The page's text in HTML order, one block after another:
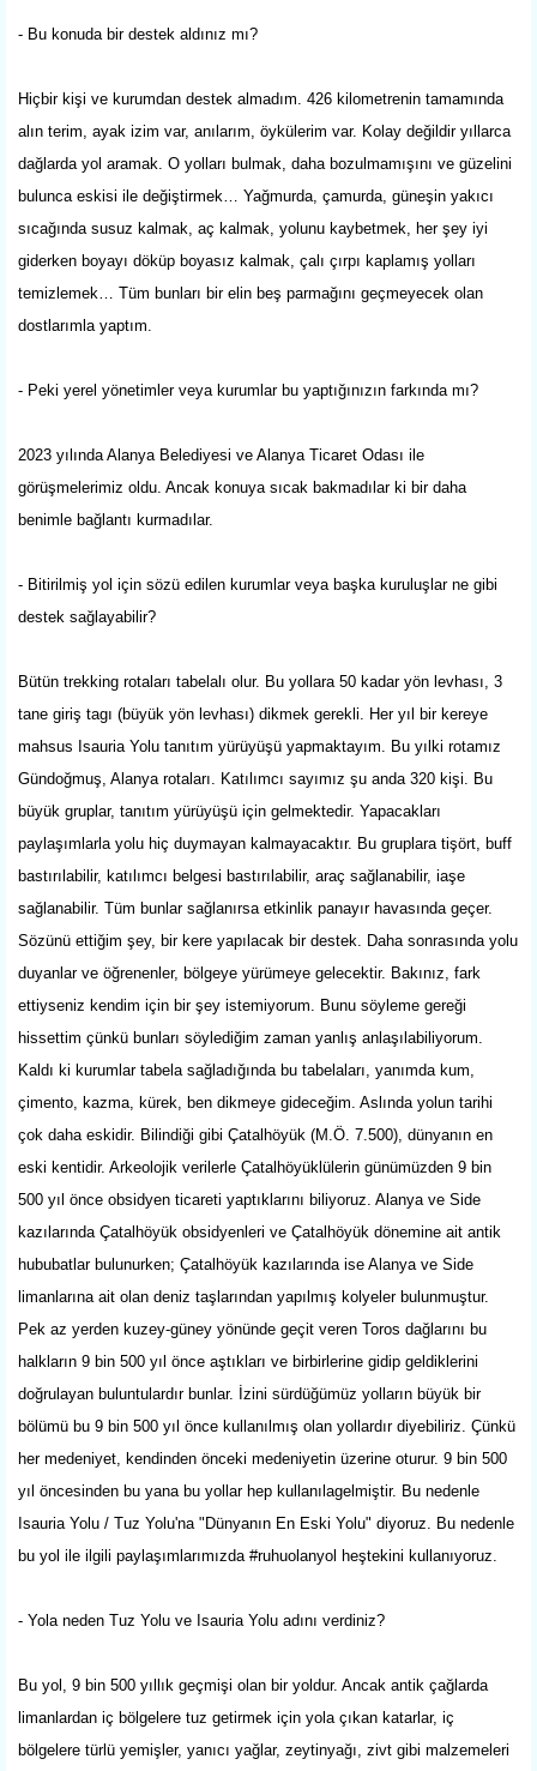
- Bu konuda bir destek aldınız mı?
Hiçbir kişi ve kurumdan destek almadım. 426 kilometrenin tamamında
alın terim, ayak izim var, anılarım, öykülerim var. Kolay değildir yıllarca
dağlarda yol aramak. O yolları bulmak, daha bozulmamışını ve güzelini
bulunca eskisi ile değiştirmek… Yağmurda, çamurda, güneşin yakıcı
sıcağında susuz kalmak, aç kalmak, yolunu kaybetmek, her şey iyi
giderken boyayı döküp boyasız kalmak, çalı çırpı kaplamış yolları
temizlemek… Tüm bunları bir elin beş parmağını geçmeyecek olan
dostlarımla yaptım.
- Peki yerel yönetimler veya kurumlar bu yaptığınızın farkında mı?
2023 yılında Alanya Belediyesi ve Alanya Ticaret Odası ile
görüşmelerimiz oldu. Ancak konuya sıcak bakmadılar ki bir daha
benimle bağlantı kurmadılar.
- Bitirilmiş yol için sözü edilen kurumlar veya başka kuruluşlar ne gibi
destek sağlayabilir?
Bütün trekking rotaları tabelalı olur. Bu yollara 50 kadar yön levhası, 3
tane giriş tagı (büyük yön levhası) dikmek gerekli. Her yıl bir kereye
mahsus Isauria Yolu tanıtım yürüyüşü yapmaktayım. Bu yılki rotamız
Gündoğmuş, Alanya rotaları. Katılımcı sayımız şu anda 320 kişi. Bu
büyük gruplar, tanıtım yürüyüşü için gelmektedir. Yapacakları
paylaşımlarla yolu hiç duymayan kalmayacaktır. Bu gruplara tişört, buff
bastırılabilir, katılımcı belgesi bastırılabilir, araç sağlanabilir, iaşe
sağlanabilir. Tüm bunlar sağlanırsa etkinlik panayır havasında geçer.
Sözünü ettiğim şey, bir kere yapılacak bir destek. Daha sonrasında yolu
duyanlar ve öğrenenler, bölgeye yürümeye gelecektir. Bakınız, fark
ettiyseniz kendim için bir şey istemiyorum. Bunu söyleme gereği
hissettim çünkü bunları söylediğim zaman yanlış anlaşılabiliyorum.
Kaldı ki kurumlar tabela sağladığında bu tabelaları, yanımda kum,
çimento, kazma, kürek, ben dikmeye gideceğim. Aslında yolun tarihi
çok daha eskidir. Bilindiği gibi Çatalhöyük (M.Ö. 7.500), dünyanın en
eski kentidir. Arkeolojik verilerle Çatalhöyüklülerin günümüzden 9 bin
500 yıl önce obsidyen ticareti yaptıklarını biliyoruz. Alanya ve Side
kazılarında Çatalhöyük obsidyenleri ve Çatalhöyük dönemine ait antik
hububatlar bulunurken; Çatalhöyük kazılarında ise Alanya ve Side
limanlarına ait olan deniz taşlarından yapılmış kolyeler bulunmuştur.
Pek az yerden kuzey-güney yönünde geçit veren Toros dağlarını bu
halkların 9 bin 500 yıl önce aştıkları ve birbirlerine gidip geldiklerini
doğrulayan buluntulardır bunlar. İzini sürdüğümüz yolların büyük bir
bölümü bu 9 bin 500 yıl önce kullanılmış olan yollardır diyebiliriz. Çünkü
her medeniyet, kendinden önceki medeniyetin üzerine oturur. 9 bin 500
yıl öncesinden bu yana bu yollar hep kullanılagelmiştir. Bu nedenle
Isauria Yolu / Tuz Yolu'na "Dünyanın En Eski Yolu" diyoruz. Bu nedenle
bu yol ile ilgili paylaşımlarımızda #ruhuolanyol heştekini kullanıyoruz.
- Yola neden Tuz Yolu ve Isauria Yolu adını verdiniz?
Bu yol, 9 bin 500 yıllık geçmişi olan bir yoldur. Ancak antik çağlarda
limanlardan iç bölgelere tuz getirmek için yola çıkan katarlar, iç
bölgelere türlü yemişler, yanıcı yağlar, zeytinyağı, zivt gibi malzemeleri